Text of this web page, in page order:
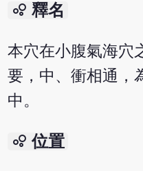
bubble_chart 釋名
本穴在小腹氣海穴
要，中、衝相通，
中。
bubble_chart 位置